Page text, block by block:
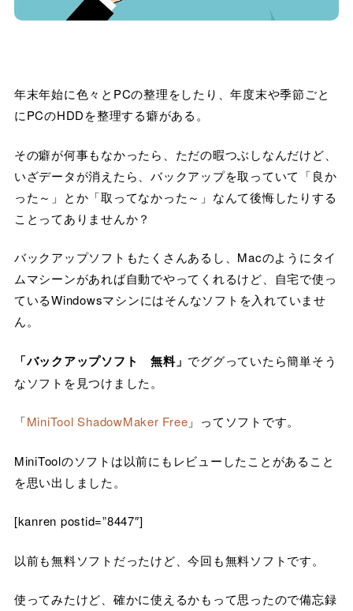
年末年始に色々とPCの整理をしたり、年度末や季節ごと
にPCのHDDを整理する癖がある。
その癖が何事もなかったら、ただの暇つぶしなんだけど、
いざデータが消えたら、バックアップを取っていて「良か
った～」とか「取ってなかった～」なんて後悔したりする
ことってありませんか？
バックアップソフトもたくさんあるし、Macのようにタイ
ムマシーンがあれば自動でやってくれるけど、自宅で使っ
ているWindowsマシンにはそんなソフトを入れていませ
ん。
「バックアップソフト 無料」 でググっていたら簡単そう
なソフトを見つけました。
「MiniTool ShadowMaker Free 」ってソフトです。
MiniToolのソフトは以前にもレビューしたことがあること
を思い出しました。
[kanren postid=”8447″]
以前も無料ソフトだったけど、今回も無料ソフトです。
使ってみたけど、確かに使えるかもって思ったので備忘録